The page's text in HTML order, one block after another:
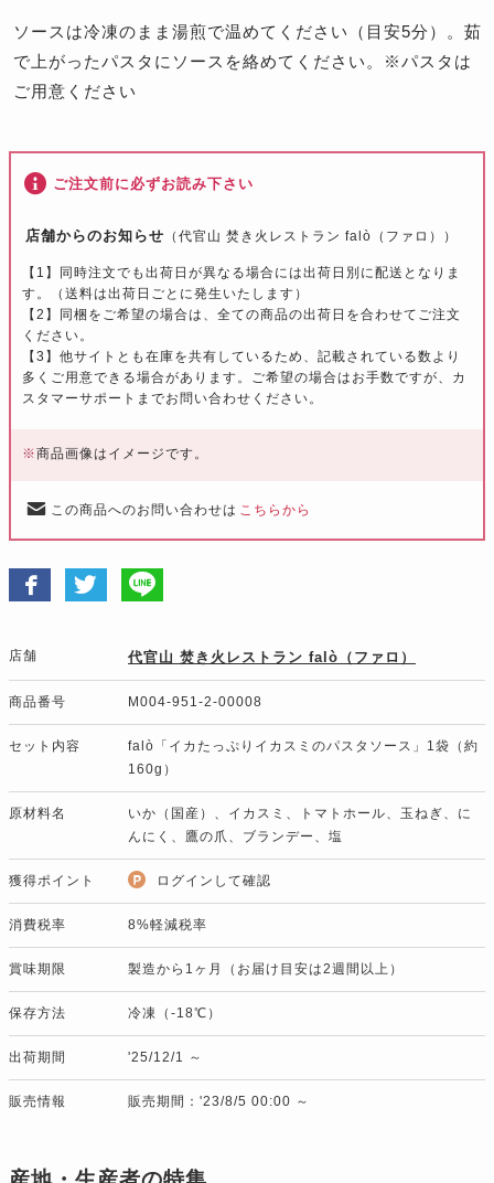
ソースは冷凍のまま湯煎で温めてください（目安5分）。茹
で上がったパスタにソースを絡めてください。※パスタは
ご用意ください
ご注文前に必ずお読み下さい
店舗からのお知らせ （代官山 焚き火レストラン falò（ファロ））
【1】同時注文でも出荷日が異なる場合には出荷日別に配送となりま
す。（送料は出荷日ごとに発生いたします）
【2】同梱をご希望の場合は、全ての商品の出荷日を合わせてご注文
ください。
【3】他サイトとも在庫を共有しているため、記載されている数より
多くご用意できる場合があります。ご希望の場合はお手数ですが、カ
スタマーサポートまでお問い合わせください。
※商品画像はイメージです。
この商品へのお問い合わせは こちらから
店舗 代官山 焚き火レストラン falò（ファロ）
商品番号 M004-951-2-00008
セット内容
falò「イカたっぷりイカスミのパスタソース」1袋（約
160g）
原材料名
いか（国産）、イカスミ、トマトホール、玉ねぎ、に
んにく、鷹の爪、ブランデー、塩
獲得ポイント ログインして確認
消費税率 8%軽減税率
賞味期限 製造から1ヶ月（お届け目安は2週間以上）
保存方法 冷凍（-18℃）
出荷期間 '25/12/1 ～
販売情報 販売期間：'23/8/5 00:00 ～